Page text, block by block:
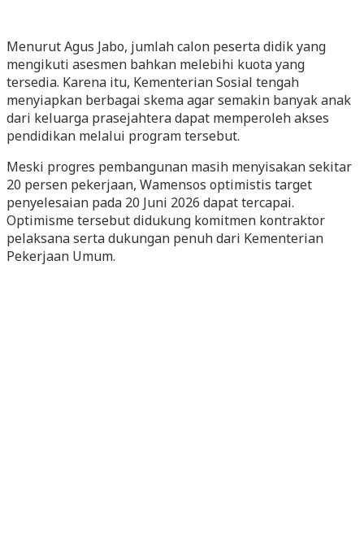
Menurut Agus Jabo, jumlah calon peserta didik yang
mengikuti asesmen bahkan melebihi kuota yang
tersedia. Karena itu, Kementerian Sosial tengah
menyiapkan berbagai skema agar semakin banyak anak
dari keluarga prasejahtera dapat memperoleh akses
pendidikan melalui program tersebut.
Meski progres pembangunan masih menyisakan sekitar
20 persen pekerjaan, Wamensos optimistis target
penyelesaian pada 20 Juni 2026 dapat tercapai.
Optimisme tersebut didukung komitmen kontraktor
pelaksana serta dukungan penuh dari Kementerian
Pekerjaan Umum.